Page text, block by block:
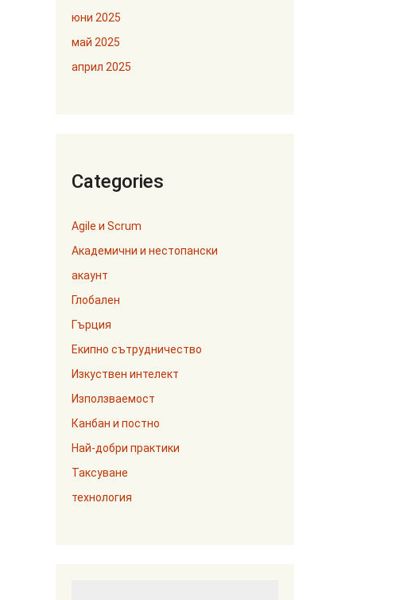
юни 2025
май 2025
април 2025
Categories
Agile и Scrum
Академични и нестопански
акаунт
Глобален
Гърция
Екипно сътрудничество
Изкуствен интелект
Използваемост
Канбан и постно
Най-добри практики
Таксуване
технология